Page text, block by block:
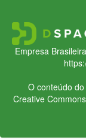
Empresa
O conteúdo
Creative Commons